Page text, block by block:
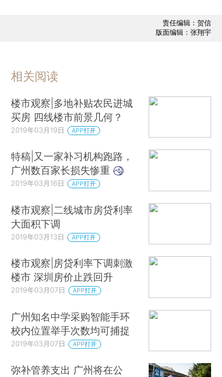
责任编辑：贺信
版面编辑：张翔宇
相关阅读
楼市观察|多地补贴农民进城
买房 四线楼市前景几何？
2019年03月19日 APP打开
特稿|又一家补习机构跑路，
广州数百家长损失惨重
2019年03月16日 APP打开
楼市观察|二线城市房贷利率
大面积下调
2019年03月13日 APP打开
楼市观察|房贷利率下调刺激
楼市 深圳房价止跌回升
2019年03月07日 APP打开
广州知名中学采购智能手环
校内位置举手次数均可捕捉
2019年03月07日 APP打开
弥补管养支出 广州将在公